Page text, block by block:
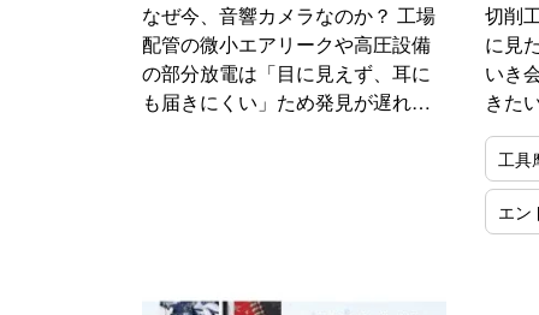
なぜ今、音響カメラなのか？ 工場
配管の微小エアリークや高圧設備
の部分放電は「目に見えず、耳に
も届きにくい」ため発見が遅れ…
切削
に見
いき
きた
工具
エン